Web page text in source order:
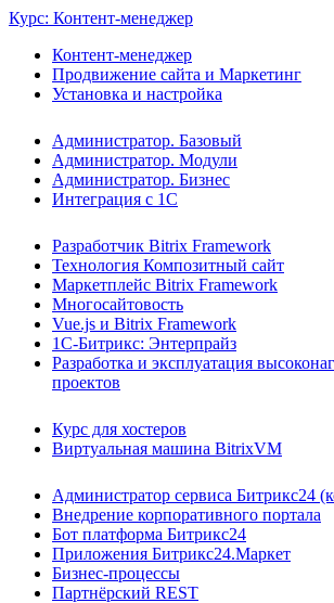
Курс: Контент-менеджер
Контент-менеджер
Продвижение сайта и Маркетинг
Установка и настройка
Администратор. Базовый
Администратор. Модули
Администратор. Бизнес
Интеграция с 1С
Разработчик Bitrix Framework
Технология Композитный сайт
Маркетплейс Bitrix Framework
Многосайтовость
Vue.js и Bitrix Framework
1С-Битрикс: Энтерпрайз
Разработка и эксплуатация
проектов
Курс для хостеров
Виртуальная машина BitrixVM
Администратор сервиса Битрикс24
Внедрение корпоративного портала
Бот платформа Битрикс24
Приложения Битрикс24.Маркет
Бизнес-процессы
Партнёрский REST